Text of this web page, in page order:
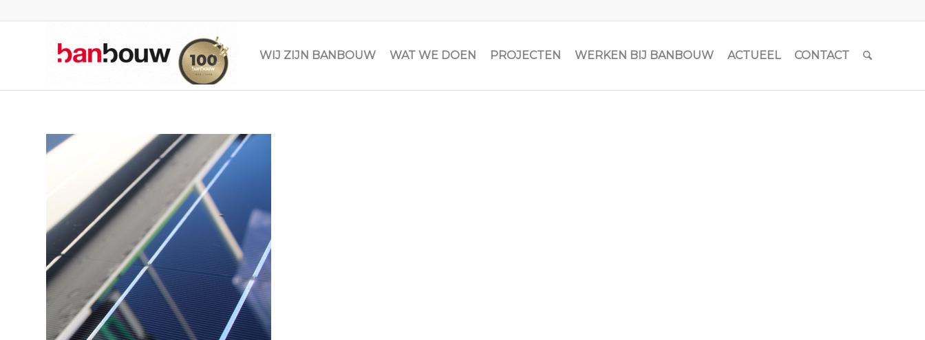
WIJ ZIJN BANBOUW WAT WE DOEN PROJECTEN WERKEN BIJ BANBOUW ACTUEEL CONTACT